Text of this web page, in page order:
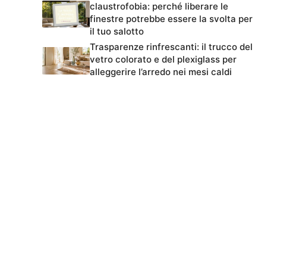
claustrofobia: perché liberare le
finestre potrebbe essere la svolta per
il tuo salotto
Trasparenze rinfrescanti: il trucco del
vetro colorato e del plexiglass per
alleggerire l’arredo nei mesi caldi